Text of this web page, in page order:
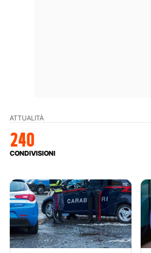
ATTUALITÀ
240
CONDIVISIONI